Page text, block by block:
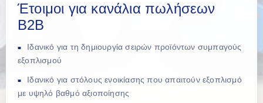
Έτοιμοι για κανάλια πωλήσεων
B2B
Ιδανικό για τη δημιουργία σειρών προϊόντων συμπαγούς
εξοπλισμού
Ιδανικό για στόλους ενοικίασης που απαιτούν εξοπλισμό
με υψηλό βαθμό αξιοποίησης